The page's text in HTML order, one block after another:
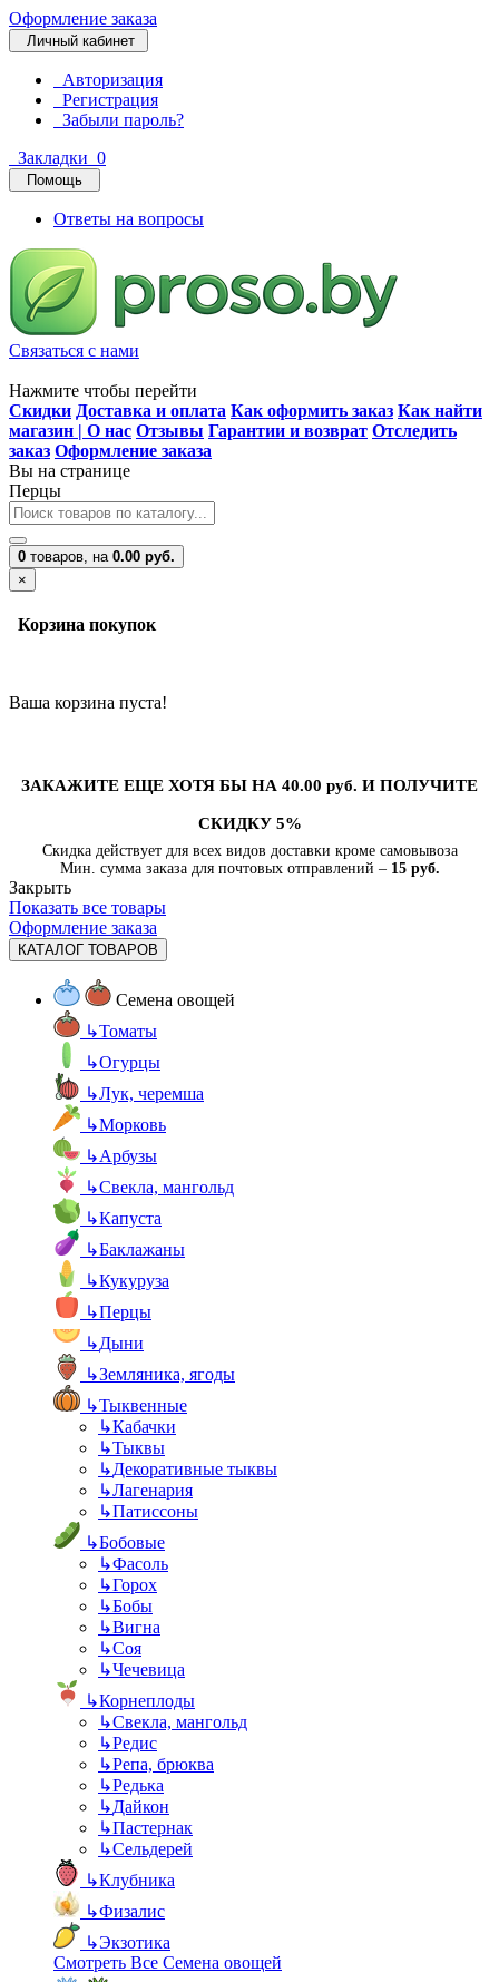
Оформление заказа
Личный кабинет
Авторизация
Регистрация
Забыли пароль?
Закладки 0
Помощь
Ответы на вопросы
Связаться с нами
Нажмите чтобы перейти
Скидки Доставка и оплата Как оформить заказ Как найти
магазин | О нас Отзывы Гарантии и возврат Отследить
заказ Оформление заказа
Вы на странице
Перцы
0 товаров, на 0.00 руб.
×
Корзина покупок
Ваша корзина пуста!
ЗАКАЖИТЕ ЕЩЕ ХОТЯ БЫ НА 40.00 руб. И ПОЛУЧИТЕ
СКИДКУ 5%
Скидка действует для всех видов доставки кроме самовывоза
Мин. сумма заказа для почтовых отправлений – 15 руб.
Закрыть
Показать все товары
Оформление заказа
КАТАЛОГ ТОВАРОВ
Семена овощей
↳Томаты
↳Огурцы
↳Лук, черемша
↳Морковь
↳Арбузы
↳Свекла, мангольд
↳Капуста
↳Баклажаны
↳Кукуруза
↳Перцы
↳Дыни
↳Земляника, ягоды
↳Тыквенные
↳Кабачки
↳Тыквы
↳Декоративные тыквы
↳Лагенария
↳Патиссоны
↳Бобовые
↳Фасоль
↳Горох
↳Бобы
↳Вигна
↳Соя
↳Чечевица
↳Корнеплоды
↳Свекла, мангольд
↳Редис
↳Репа, брюква
↳Редька
↳Дайкон
↳Пастернак
↳Сельдерей
↳Клубника
↳Физалис
↳Экзотика
Смотреть Все Семена овощей